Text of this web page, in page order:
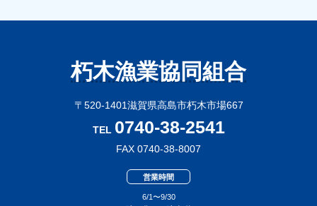
朽木漁業協同組合
〒520-1401滋賀県高島市朽木市場667
TEL 0740-38-2541
FAX 0740-38-8007
営業時間
6/1〜9/30